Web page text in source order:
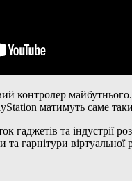
контролер
матимуть саме
гаджетів та індустрії
та гарнітури